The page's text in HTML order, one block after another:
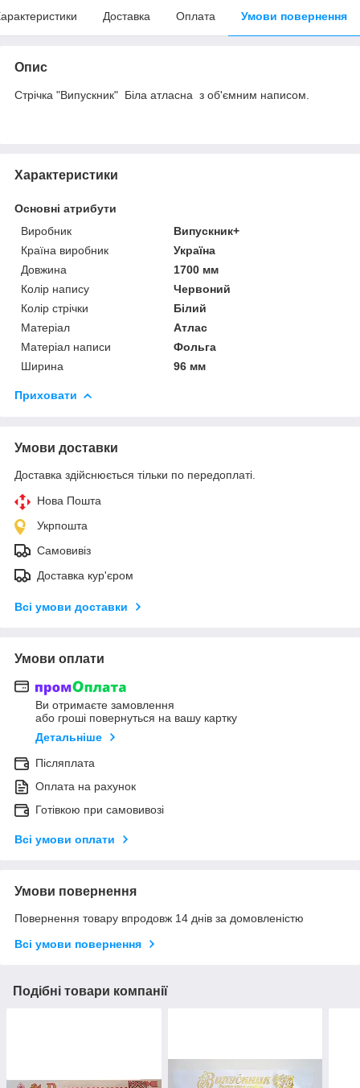
Доставка Оплата Умови повернення
Опис
Стрічка "Випускник" Біла атласна з об'ємним написом.
Характеристики
Основні атрибути
Виробник
Випускник+
Країна виробник
Україна
Довжина
1700 мм
Колір напису
Червоний
Колір стрічки
Білий
Матеріал
Атлас
Матеріал написи
Фольга
Ширина
96 мм
Приховати
Умови доставки
Доставка здійснюється тільки по передоплаті.
Нова Пошта
Укрпошта
Самовивіз
Доставка кур'єром
Всі умови доставки
Умови оплати
Ви отримаєте замовлення
або гроші повернуться на вашу картку
Детальніше
Післяплата
Оплата на рахунок
Готівкою при самовивозі
Всі умови оплати
Умови повернення
Повернення товару впродовж 14 днів за домовленістю
Всі умови повернення
Подібні товари компанії